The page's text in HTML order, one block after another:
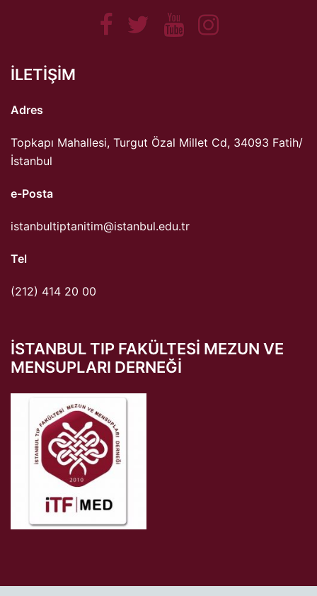
FacebookTwitter YoutubeInstagram
ILETIŞIM
Adres
Topkapı Mahallesi, Turgut Özal Millet Cd, 34093 Fatih/
İstanbul
e-Posta
istanbultiptanitim@istanbul.edu.tr
Tel
(212) 414 20 00
ISTANBUL TIP FAKÜLTESI MEZUN VE
MENSUPLARI DERNEĞI